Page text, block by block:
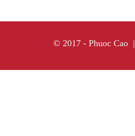
© 2017 - Phuoc Cao |